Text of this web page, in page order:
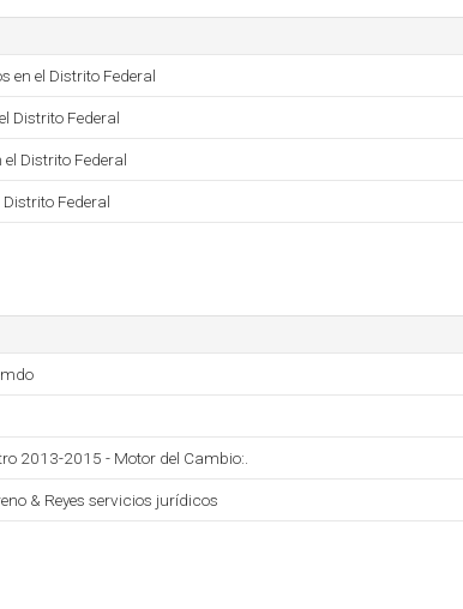
en el Distrito Federal
Distrito Federal
el Distrito Federal
Federal
2013-2015 - Motor del Cambio:.
& Reyes servicios jurídicos